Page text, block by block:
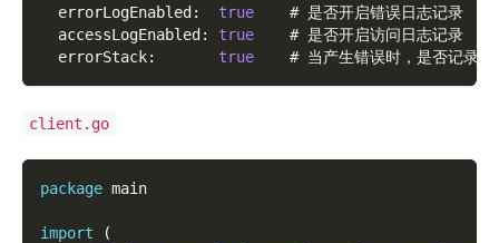
  errorLogEnabled
: true
    # 是否开启错误日志记录
  accessLogEnabled
: true
    # 是否开启访问日志记录
  errorStack
: true
# 当产生错误时，是否记录错
client.go
package main
import
(